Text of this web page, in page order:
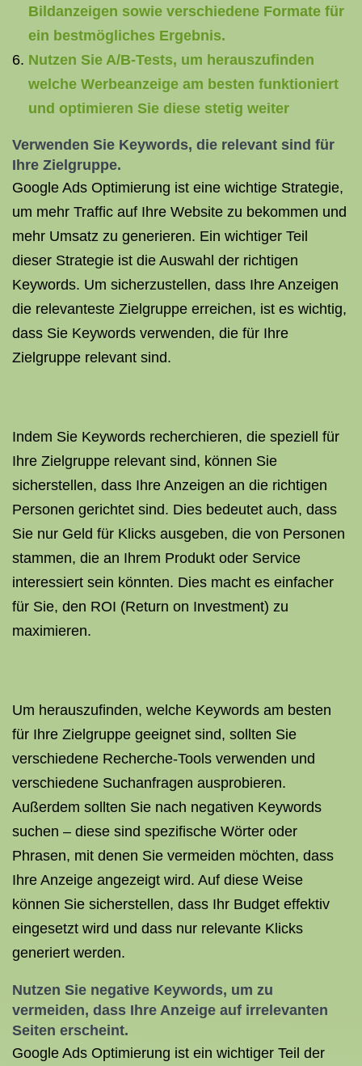
Bildanzeigen sowie verschiedene Formate für
ein bestmögliches Ergebnis.
Nutzen Sie A/B-Tests, um herauszufinden
welche Werbeanzeige am besten funktioniert
und optimieren Sie diese stetig weiter
Verwenden Sie Keywords, die relevant sind für
Ihre Zielgruppe.
Google Ads Optimierung ist eine wichtige Strategie,
um mehr Traffic auf Ihre Website zu bekommen und
mehr Umsatz zu generieren. Ein wichtiger Teil
dieser Strategie ist die Auswahl der richtigen
Keywords. Um sicherzustellen, dass Ihre Anzeigen
die relevanteste Zielgruppe erreichen, ist es wichtig,
dass Sie Keywords verwenden, die für Ihre
Zielgruppe relevant sind.
Indem Sie Keywords recherchieren, die speziell für
Ihre Zielgruppe relevant sind, können Sie
sicherstellen, dass Ihre Anzeigen an die richtigen
Personen gerichtet sind. Dies bedeutet auch, dass
Sie nur Geld für Klicks ausgeben, die von Personen
stammen, die an Ihrem Produkt oder Service
interessiert sein könnten. Dies macht es einfacher
für Sie, den ROI (Return on Investment) zu
maximieren.
Um herauszufinden, welche Keywords am besten
für Ihre Zielgruppe geeignet sind, sollten Sie
verschiedene Recherche-Tools verwenden und
verschiedene Suchanfragen ausprobieren.
Außerdem sollten Sie nach negativen Keywords
suchen – diese sind spezifische Wörter oder
Phrasen, mit denen Sie vermeiden möchten, dass
Ihre Anzeige angezeigt wird. Auf diese Weise
können Sie sicherstellen, dass Ihr Budget effektiv
eingesetzt wird und dass nur relevante Klicks
generiert werden.
Nutzen Sie negative Keywords, um zu
vermeiden, dass Ihre Anzeige auf irrelevanten
Seiten erscheint.
Google Ads Optimierung ist ein wichtiger Teil der